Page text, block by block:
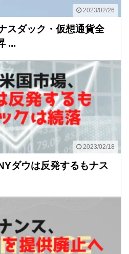
2023/02/26
スダック・仮想通貨全
...
2023/02/18
ダウは反発するもナス